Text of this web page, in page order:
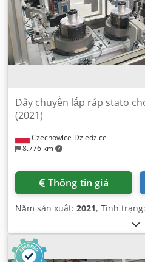
Czechowice-Dziedzice
8.776 km
Dây chuyền lắp ráp stato
(2021)
Thông tin giá
Năm sản xuất: 2021, Tình trạng: